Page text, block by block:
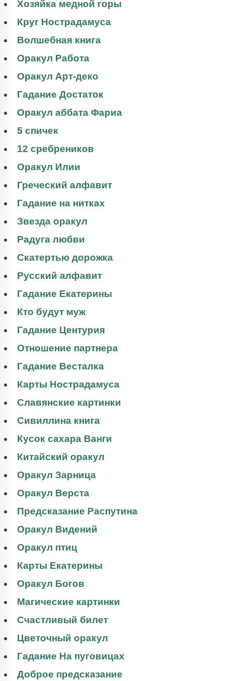
Хозяйка медной горы
Круг Нострадамуса
Волшебная книга
Оракул Работа
Оракул Арт-деко
Гадание Достаток
Оракул аббата Фариа
5 спичек
12 сребреников
Оракул Илии
Греческий алфавит
Гадание на нитках
Звезда оракул
Радуга любви
Скатертью дорожка
Русский алфавит
Гадание Екатерины
Кто будут муж
Гадание Центурия
Отношение партнера
Гадание Весталка
Карты Нострадамуса
Славянские картинки
Сивиллина книга
Кусок сахара Ванги
Китайский оракул
Оракул Зарница
Оракул Верста
Предсказание Распутина
Оракул Видений
Оракул птиц
Карты Екатерины
Оракул Богов
Магические картинки
Счастливый билет
Цветочный оракул
Гадание На пуговицах
Доброе предсказание